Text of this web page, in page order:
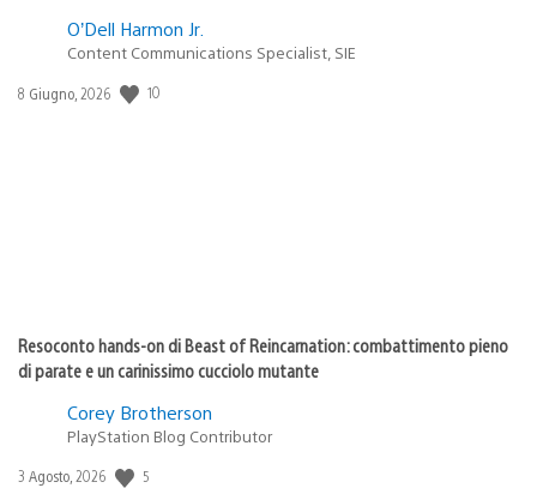
O’Dell Harmon Jr.
Content Communications Specialist, SIE
Data
8 Giugno, 2026 10
Resoconto hands-on di Beast of Reincarnation: combattimento pieno
di parate e un carinissimo cucciolo mutante
Corey Brotherson
PlayStation Blog Contributor
Data
3 Agosto, 2026 5